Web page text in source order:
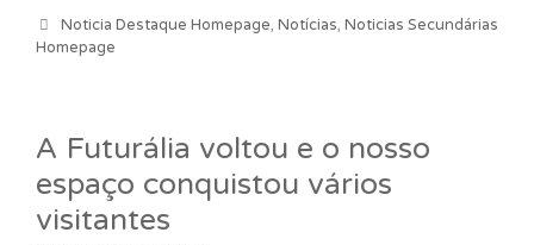
Categorias
Noticia Destaque Homepage, Notícias, Noticias Secundárias
Homepage
A Futurália voltou e o nosso
espaço conquistou vários
visitantes